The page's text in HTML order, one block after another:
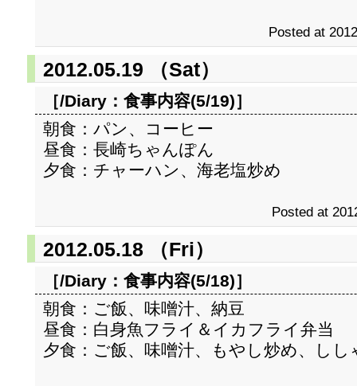
Posted at
2012.05.19 （Sat）
［/Diary： 食事内容(5/19)］
朝食：パン、コーヒー
昼食：長崎ちゃんぽん
夕食：チャーハン、海老塩炒め
Posted at
2012.05.18 （Fri）
［/Diary： 食事内容(5/18)］
朝食：ご飯、味噌汁、納豆
昼食：白身魚フライ＆イカフライ弁当
夕食：ご飯、味噌汁、もやし炒め、しし